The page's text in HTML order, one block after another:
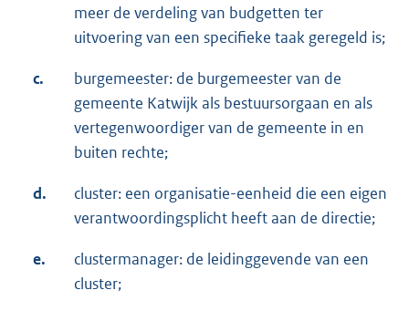
meer de verdeling van budgetten ter
uitvoering van een specifieke taak geregeld is;
c.
burgemeester: de burgemeester van de
gemeente Katwijk als bestuursorgaan en als
vertegenwoordiger van de gemeente in en
buiten rechte;
d.
cluster: een organisatie-eenheid die een eigen
verantwoordingsplicht heeft aan de directie;
e.
clustermanager: de leidinggevende van een
cluster;